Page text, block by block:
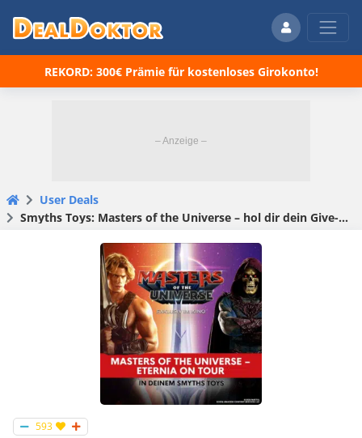
REKORD: 300€ Prämie für kostenloses Girokonto!
User Deals
Smyths Toys: Masters of the Universe – hol dir dein Give-away
593